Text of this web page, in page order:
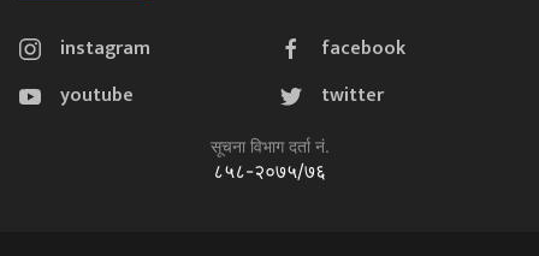
instagram
facebook
youtube
twitter
सूचना विभाग दर्ता नं.
८५८-२०७५/७६